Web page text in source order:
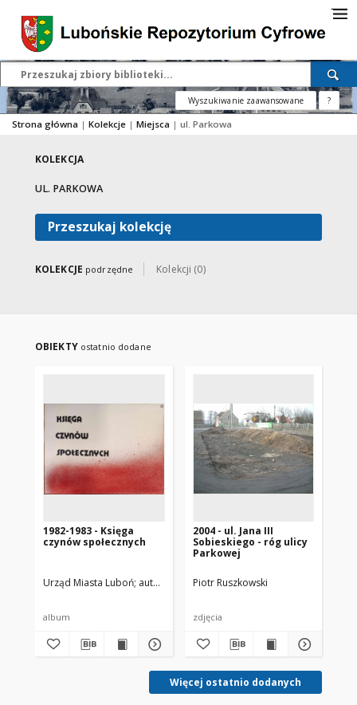
Wyszukiwanie zaawansowane ?
Strona główna | Kolekcje | Miejsca | ul. Parkowa
KOLEKCJA
UL. PARKOWA
Przeszukaj kolekcję
KOLEKCJE podrzędne Kolekcji (0)
OBIEKTY ostatnio dodane
1982-1983 - Księga
czynów społecznych
Urząd Miasta Luboń autor nieznany
album
2004 - ul. Jana III
Sobieskiego - róg ulicy
Parkowej
Piotr Ruszkowski
zdjęcia
Więcej ostatnio dodanych